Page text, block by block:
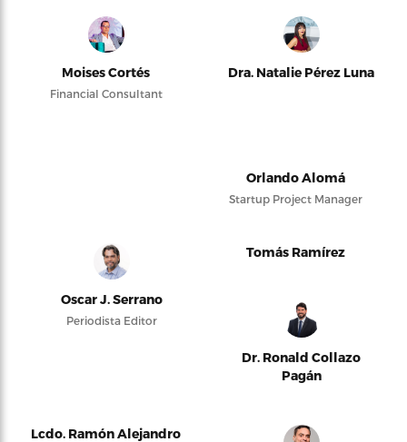
Moises Cortés
Financial Consultant
Dra. Natalie Pérez Luna
Orlando Alomá
Startup Project Manager
Oscar J. Serrano
Periodista Editor
Tomás Ramírez
Dr. Ronald Collazo
Pagán
Lcdo. Ramón Alejandro